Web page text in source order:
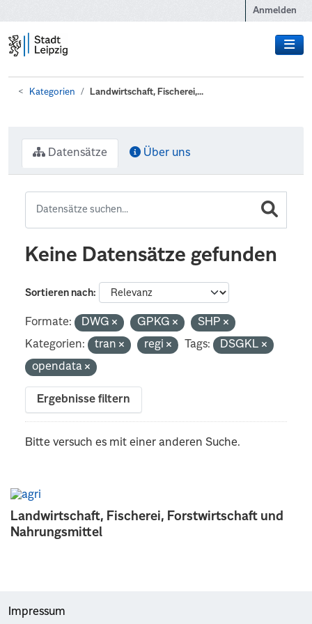
Anmelden
Kategorien Landwirtschaft, Fischerei,...
Landwirtschaft, Fischerei, Forstwirtschaft und
Nahrungsmittel
Datensätze Über uns
Keine Datensätze gefunden
Sortieren nach
Formate: DWG GPKG
SHP
Kategorien:
tran regi Tags:
DSGKL
opendata
Ergebnisse filtern
Bitte versuch es mit einer anderen Suche.
Impressum